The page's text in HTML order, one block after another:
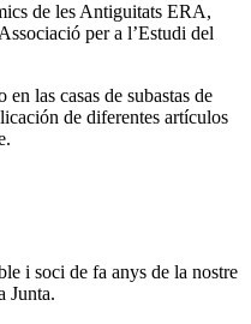
de les Antiguitats ERA,
per a l’Estudi del
las casas de subastas de
de diferentes artículos
i soci de fa anys de la nostre
Junta.